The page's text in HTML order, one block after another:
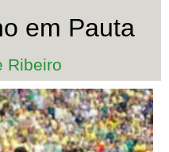
em Pauta
Ribeiro